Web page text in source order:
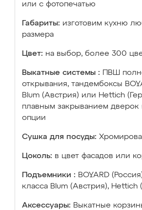
или с фотопечатью
Габариты: изготовим кухню
размера
Цвет: на выбор, более 300
Выкатные системы :
ПВШ
открывания, тандембоксы
Blum (Австрия) или Hettich
плавным закрыванием дверок
опции
Сушка для посуды:
Цоколь: в цвет фасадов или
Подъемники : BOYARD
класса Blum (Австрия), Hettich
Аксессуары: Выкатные